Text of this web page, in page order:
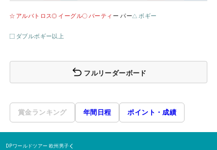
アルバトロス イーグル バーティ ー パー ボギー
ダブルボギー以上
フルリーダーボード
賞金ランキング 年間日程 ポイント・成績
DPワールドツアー 欧州男子